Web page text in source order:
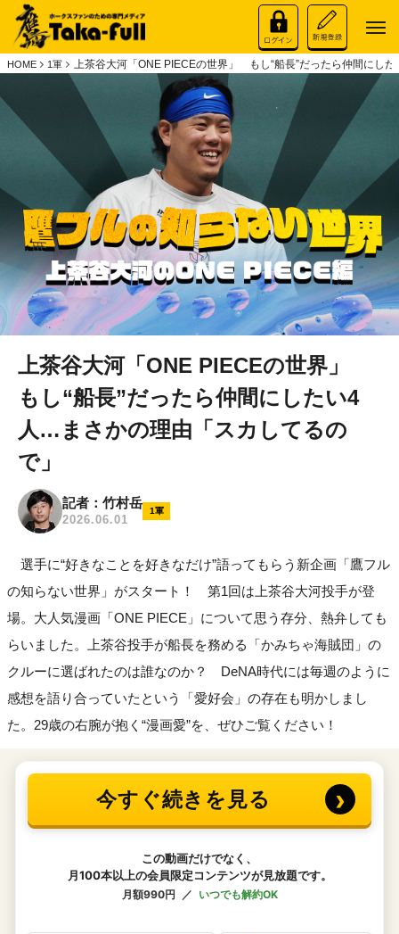
HOME 1軍 上茶谷大河「ONE PIECEの世界」 もし“船長”だったら仲間にし
上茶谷大河「ONE PIECEの世界」
もし“船長”だったら仲間にしたい4
人…まさかの理由「スカしてるの
で」
記者：竹村岳
2026.06.01
1軍
選手に“好きなことを好きなだけ”語ってもらう新企画「鷹フル
の知らない世界」がスタート！ 第1回は上茶谷大河投手が登
場。大人気漫画「ONE PIECE」について思う存分、熱弁しても
らいました。上茶谷投手が船長を務める「かみちゃ海賊団」の
クルーに選ばれたのは誰なのか？ DeNA時代には毎週のように
感想を語り合っていたという「愛好会」の存在も明かしまし
た。29歳の右腕が抱く“漫画愛”を、ぜひご覧ください！